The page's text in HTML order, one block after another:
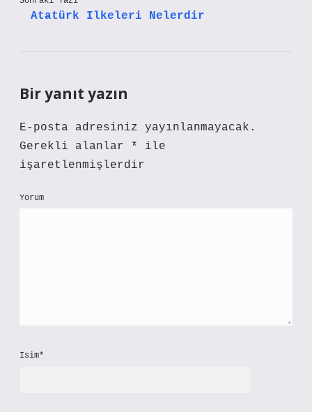
Atatürk Ilkeleri Nelerdir
Bir yanıt yazın
E-posta adresiniz yayınlanmayacak.
Gerekli alanlar
*
ile
işaretlenmişlerdir
Yorum
İsim*